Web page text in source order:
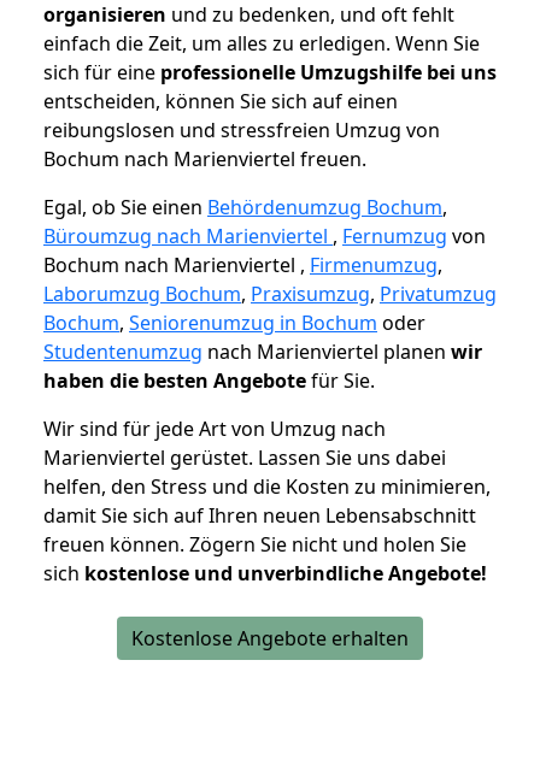
organisieren und zu bedenken, und oft fehlt
einfach die Zeit, um alles zu erledigen. Wenn Sie
sich für eine professionelle Umzugshilfe bei uns
entscheiden, können Sie sich auf einen
reibungslosen und stressfreien Umzug von
Bochum nach Marienviertel freuen.
Egal, ob Sie einen Behördenumzug Bochum,
Büroumzug nach Marienviertel , Fernumzug von
Bochum nach Marienviertel , Firmenumzug,
Laborumzug Bochum, Praxisumzug, Privatumzug
Bochum, Seniorenumzug in Bochum oder
Studentenumzug nach Marienviertel planen wir
haben die besten Angebotefür Sie.
Wir sind für jede Art von Umzug nach
Marienviertel gerüstet. Lassen Sie uns dabei
helfen, den Stress und die Kosten zu minimieren,
damit Sie sich auf Ihren neuen Lebensabschnitt
freuen können. Zögern Sie nicht und holen Sie
sich kostenlose und unverbindliche Angebote!
Kostenlose Angebote erhalten